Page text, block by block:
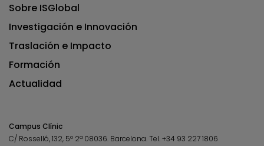
Sobre ISGlobal
Investigación e Innovación
Traslación e Impacto
Formación
Actualidad
Campus Clínic
C/ Rosselló, 132, 5º 2ª 08036. Barcelona.Tel.+34 93 227 1806